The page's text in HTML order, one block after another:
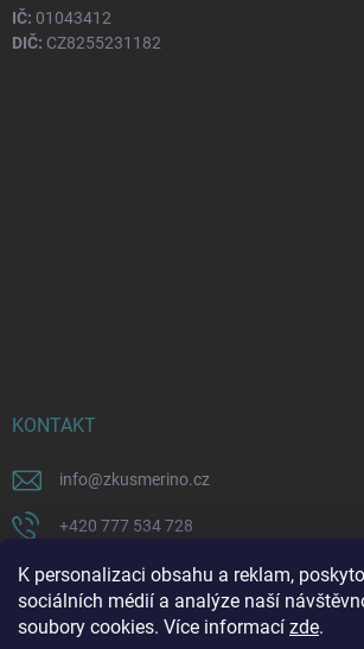
K personalizaci obsahu a reklam,
sociálních médií a analýze naší
soubory cookies. Více informací zde.
IČ: 01043412
DIČ: CZ8255231182
KONTAKT
info@zkusmerino.cz
+420 777 534 728
https://www.facebook.com/zkusmerino/
zkusmerino.cz